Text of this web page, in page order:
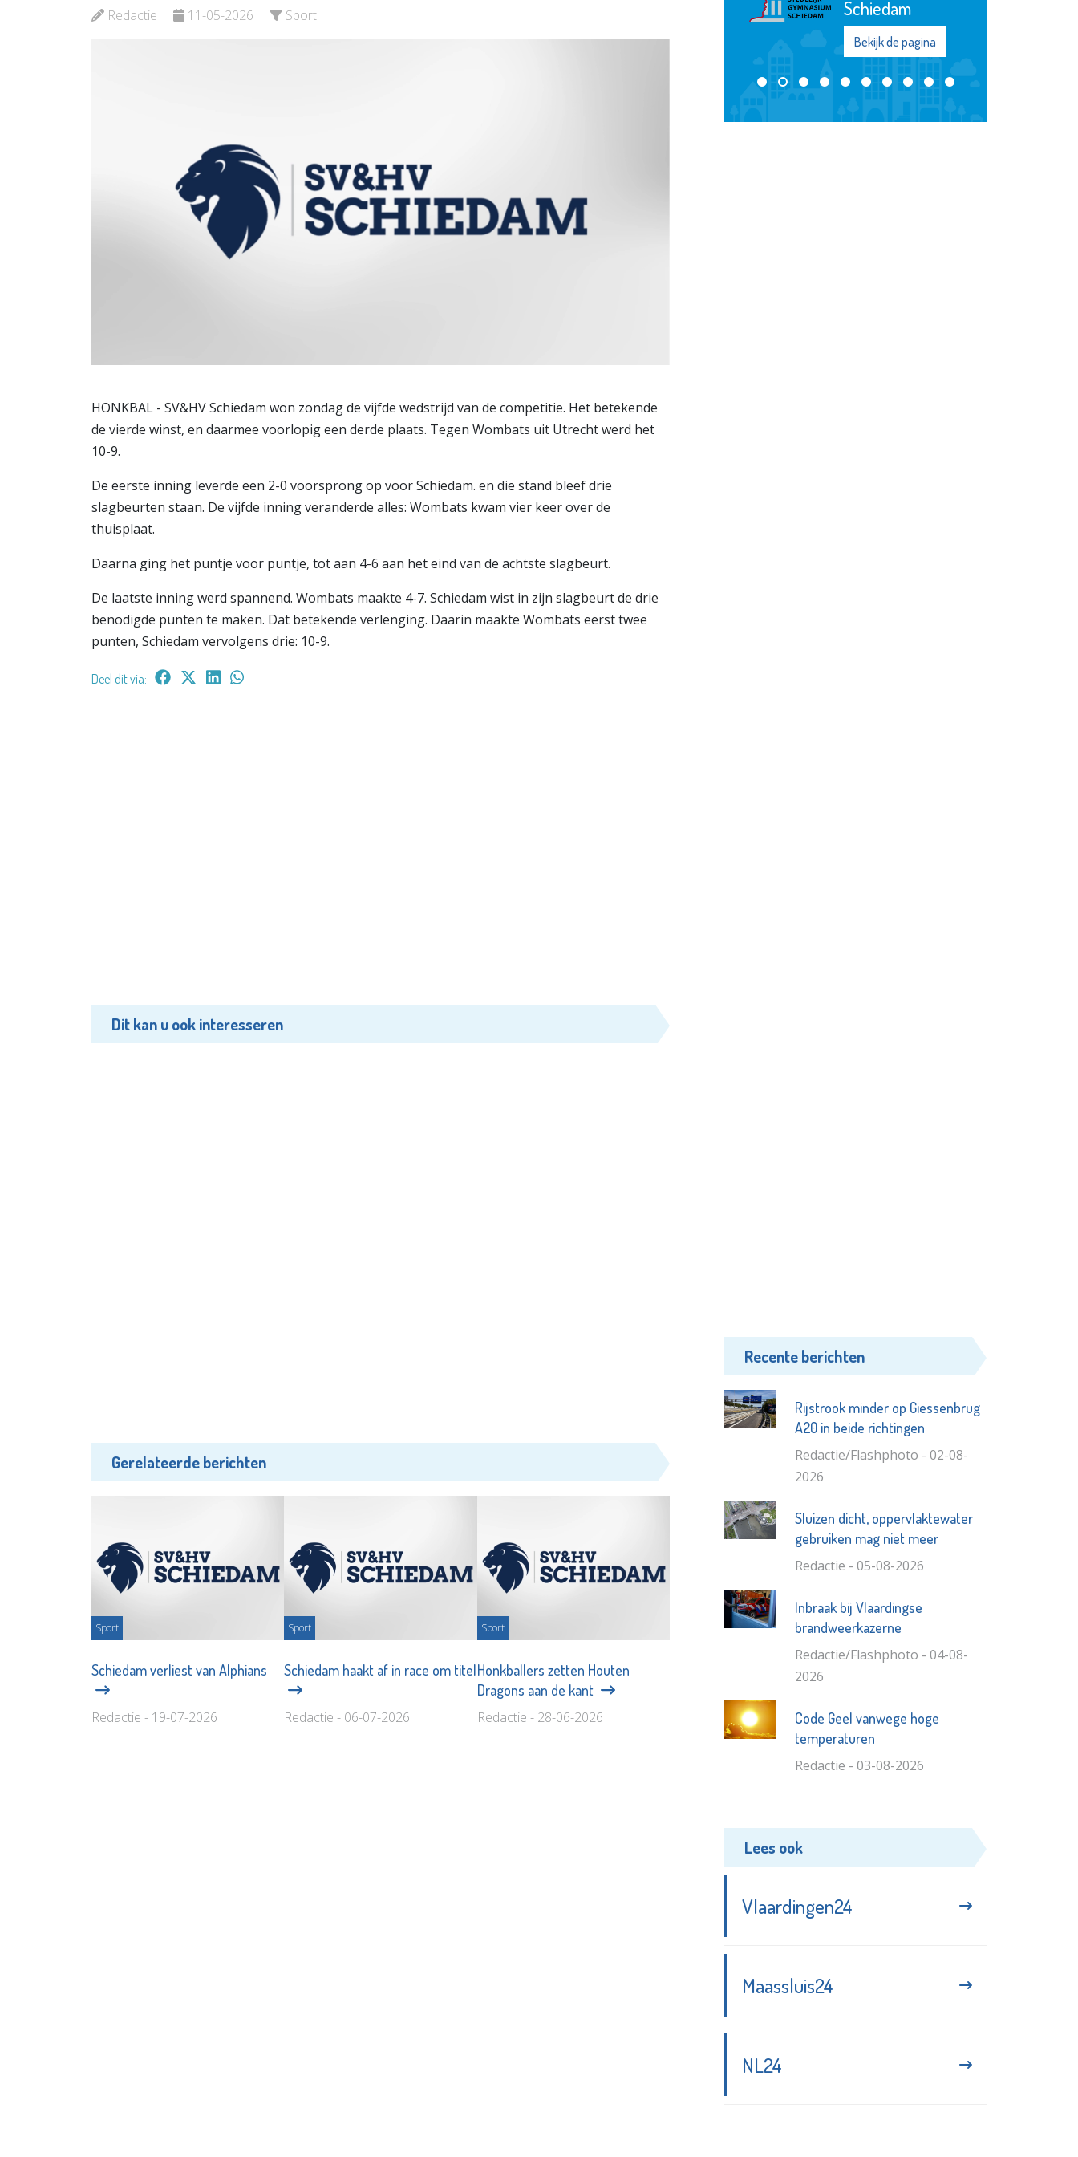
Redactie 11-05-2026 Sport
HONKBAL - SV&HV Schiedam won zondag de vijfde wedstrijd van de competitie. Het betekende
de vierde winst, en daarmee voorlopig een derde plaats. Tegen Wombats uit Utrecht werd het
10-9.
De eerste inning leverde een 2-0 voorsprong op voor Schiedam. en die stand bleef drie
slagbeurten staan. De vijfde inning veranderde alles: Wombats kwam vier keer over de
thuisplaat.
Daarna ging het puntje voor puntje, tot aan 4-6 aan het eind van de achtste slagbeurt.
De laatste inning werd spannend. Wombats maakte 4-7. Schiedam wist in zijn slagbeurt de drie
benodigde punten te maken. Dat betekende verlenging. Daarin maakte Wombats eerst twee
punten, Schiedam vervolgens drie: 10-9.
Deel dit via:
Dit kan u ook interesseren
Gerelateerde berichten
Sport
Schiedam verliest van Alphians
Redactie - 19-07-2026
Sport
Schiedam haakt af in race om titel
Redactie - 06-07-2026
Sport
Honkballers zetten Houten
Dragons aan de kant
Redactie - 28-06-2026
Bekijk de pagina
Schiedam
Bekijk de pagina
Recente berichten
Rijstrook minder op Giessenbrug
A20 in beide richtingen
Redactie/Flashphoto - 02-08-
2026
Sluizen dicht, oppervlaktewater
gebruiken mag niet meer
Redactie - 05-08-2026
Inbraak bij Vlaardingse
brandweerkazerne
Redactie/Flashphoto - 04-08-
2026
Code Geel vanwege hoge
temperaturen
Redactie - 03-08-2026
Lees ook
Vlaardingen24
Maassluis24
NL24